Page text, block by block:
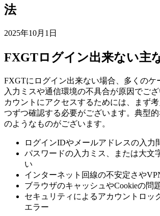
法
2025年10月1日
FXGTログイン出来ない主
FXGTにログイン出来ない場合、多くのケ
入力ミスや通信環境の不具合が原因でご
カウントにアクセスするためには、まず
つずつ確認する必要がございます。典型
のようなものがございます。
ログインIDやメールアドレスの入力
パスワードの入力ミス、または大文
い
インターネット回線の不安定さや
ブラウザのキャッシュやCookieの問
セキュリティによるアカウントロッ
エラー